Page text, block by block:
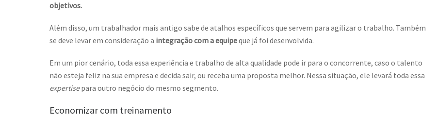
objetivos.
Além disso, um trabalhador mais antigo sabe de atalhos específicos que servem para agilizar o trabalho. Também
se deve levar em consideração a integração com a equipeque já foi desenvolvida.
Em um pior cenário, toda essa experiência e trabalho de alta qualidade pode ir para o concorrente, caso o talento
não esteja feliz na sua empresa e decida sair, ou receba uma proposta melhor. Nessa situação, ele levará toda essa
expertisepara outro negócio do mesmo segmento.
Economizar com treinamento